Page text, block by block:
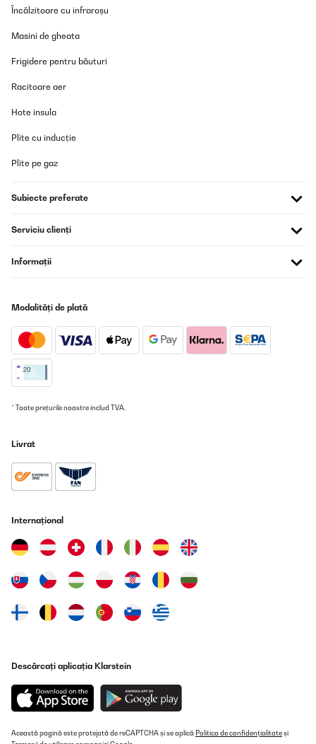
Încălzitoare cu infraroșu
Masini de gheata
Frigidere pentru băuturi
Racitoare aer
Hote insula
Plite cu inducție
Plite pe gaz
Subiecte preferate
Serviciu clienți
Informații
Modalități de plată
* Toate prețurile noastre includ TVA.
Livrat
Internațional
Descărcați aplicația Klarstein
Această pagină este protejată de reCAPTCHA și se aplică Politica de confidențialitateși